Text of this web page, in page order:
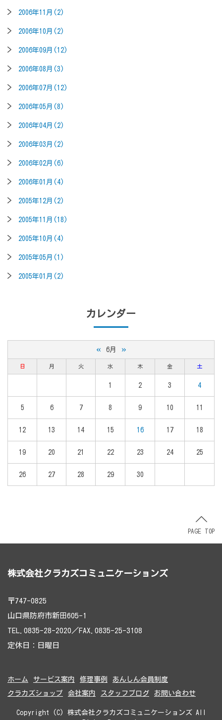
2006年11月(2)
2006年10月(2)
2006年09月(12)
2006年08月(3)
2006年07月(12)
2006年05月(8)
2006年04月(2)
2006年03月(2)
2006年02月(6)
2006年01月(4)
2005年12月(2)
2005年11月(18)
2005年10月(4)
2005年05月(1)
2005年01月(2)
カレンダー
« 6月 »
日 月 火 水 木 金 土
1 2 3 4
5 6 7 8 9 10 11
12 13 14 15 16 17 18
19 20 21 22 23 24 25
26 27 28 29 30
PAGE TOP
株式会社クラカズコミュニケーションズ
〒747-0825
山口県防府市新田605-1
TEL.0835-28-2020／FAX.0835-25-3108
定休日：日曜日
ホーム サービス案内 修理事例
あんしん会員制度
クラカズショップ
会社案内 スタッフブログ お問い合わせ
Copyright (C) 株式会社クラカズコミュニケーションズ All